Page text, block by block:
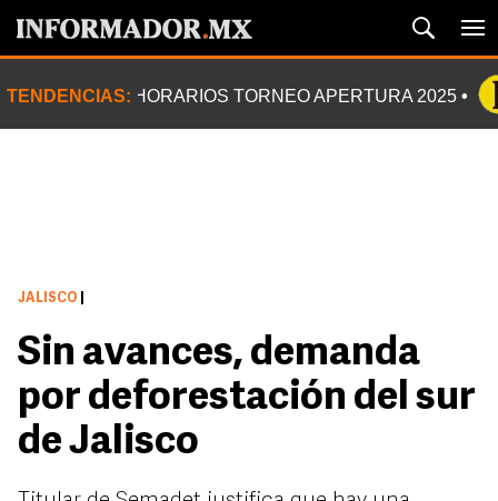
TENDENCIAS: HORARIOS TORNEO APERTURA 2025
JALISCO
Sin avances, demanda
por deforestación del sur
de Jalisco